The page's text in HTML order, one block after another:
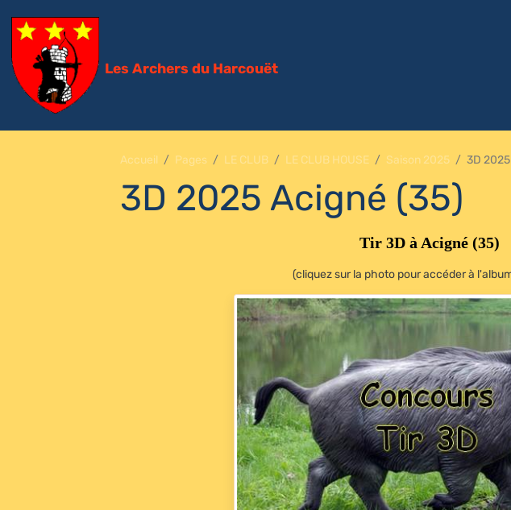
Les Archers du Harcouët
Accueil Pages LE CLUB LE CLUB HOUSE Saison 2025 3D
3D 2025 Acigné (35)
Tir 3D à Acigné (35)
(cliquez sur la photo pour accéder à